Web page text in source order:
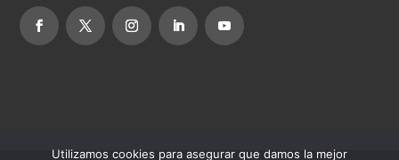
Utilizamos cookies para asegurar que damos la mejor